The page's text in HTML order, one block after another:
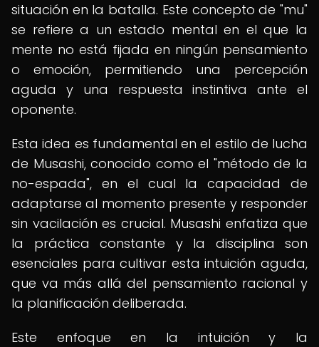
situación en la batalla. Este concepto de "mu"
se refiere a un estado mental en el que la
mente no está fijada en ningún pensamiento
o emoción, permitiendo una percepción
aguda y una respuesta instintiva ante el
oponente.
Esta idea es fundamental en el estilo de lucha
de Musashi, conocido como el "método de la
no-espada", en el cual la capacidad de
adaptarse al momento presente y responder
sin vacilación es crucial. Musashi enfatiza que
la práctica constante y la disciplina son
esenciales para cultivar esta intuición aguda,
que va más allá del pensamiento racional y
la planificación deliberada.
Este enfoque en la intuición y la